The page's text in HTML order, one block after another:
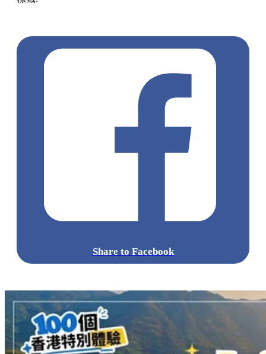
Share to Facebook